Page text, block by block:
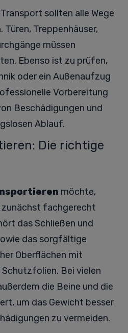
sollten alle Wege
Türen, Treppenhäuser,
müssen
Ebenso ist zu prüfen,
oder ein Außenaufzug
Vorbereitung
Beschädigungen und
Ablauf.
Die richtige
möchte,
fachgerecht
das Schließen und
das sorgfältige
Oberflächen mit
Bei vielen
die Beine und die
um das Gewicht besser
zu vermeiden.